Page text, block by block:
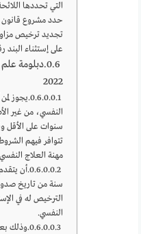
التي تحددها
حدد مشروع قانون
تجديد ترخيص
على إستثناء البند
دبلومة
2022
يجوز
النفسي، من غير
سنوات على الأقل
تتوافر فيهم
مهنة العلاج
أن
سنة من تاريخ
الترخيص له في
النفسي.
وذلك